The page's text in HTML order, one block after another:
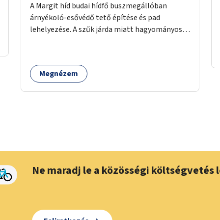
A Margit híd budai hídfő buszmegállóban
árnyékoló-esővédő tető építése és pad
lehelyezése. A szűk járda miatt hagyományos
Megnézem
Ne maradj le a közösségi